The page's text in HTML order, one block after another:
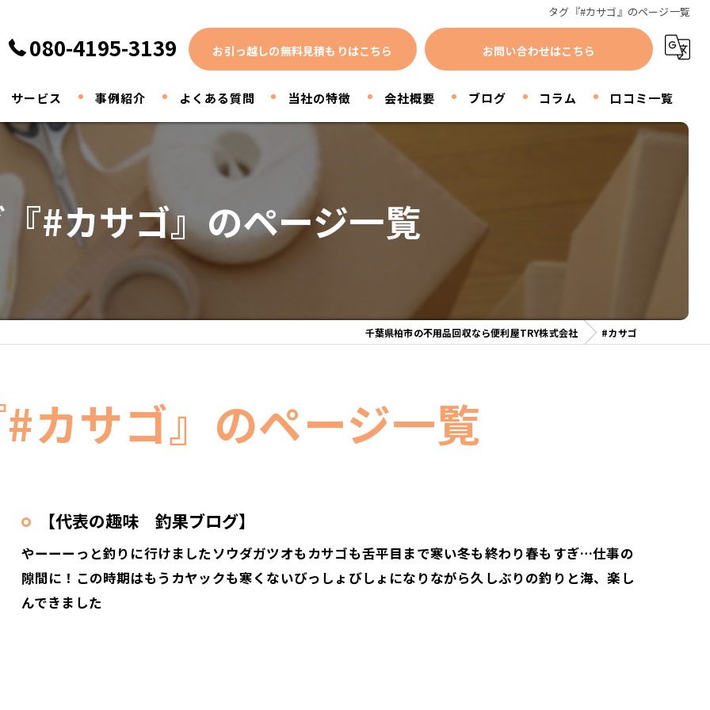
タグ『#カサゴ』のページ一覧
080-4195-3139 お引っ越しの無料見積もりはこちら お問い合わせはこちら
サービス 事例紹介 よくある質問 当社の特徴
家具
引っ越し
会社概要 ブログ コラム 口コミ一覧
#カサゴ』のページ一覧
千葉県柏市の不用品回収なら便利屋TRY株式会社 #カサゴ
カサゴ』のページ一覧
【代表の趣味 釣果ブログ】
やーーーっと釣りに行けましたソウダガツオもカサゴも舌平目まで寒い冬も終わり春もすぎ…仕事の
隙間に！この時期はもうカヤックも寒くないびっしょびしょになりながら久しぶりの釣りと海、楽し
んできました